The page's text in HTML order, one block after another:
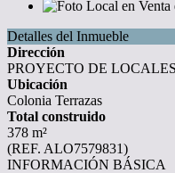
Detalles del Inmueble
Dirección
PROYECTO DE
Ubicación
Colonia Terrazas
Total construido
378 m²
(REF. ALO7579831)
INFORMACIÓN BÁSICA